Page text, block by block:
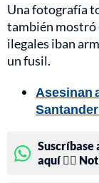
Una fotografía
también mostró
ilegales iban
un fusil.
Asesinan
Suscríbase
aquí 👉🏻